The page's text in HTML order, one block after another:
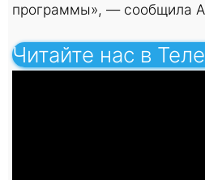
программы», — сообщила
Читайте нас в